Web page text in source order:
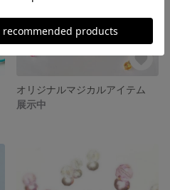
オリジナルマジカルアイテム
展示中